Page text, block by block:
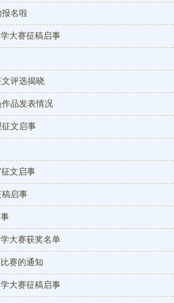
名啦
大赛征稿启事
评选揭晓
品发表情况
征文启事
文启事
启事
大赛获奖名单
赛的通知
大赛征稿启事